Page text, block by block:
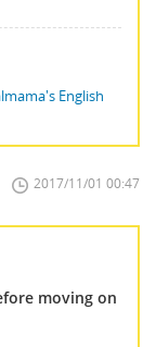
English
2017/11/01 00:47
moving on